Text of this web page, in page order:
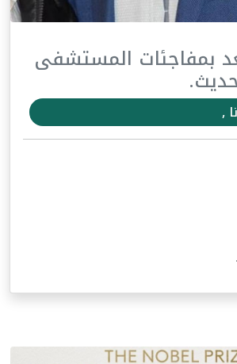
بمفاجئات المستشفى
,